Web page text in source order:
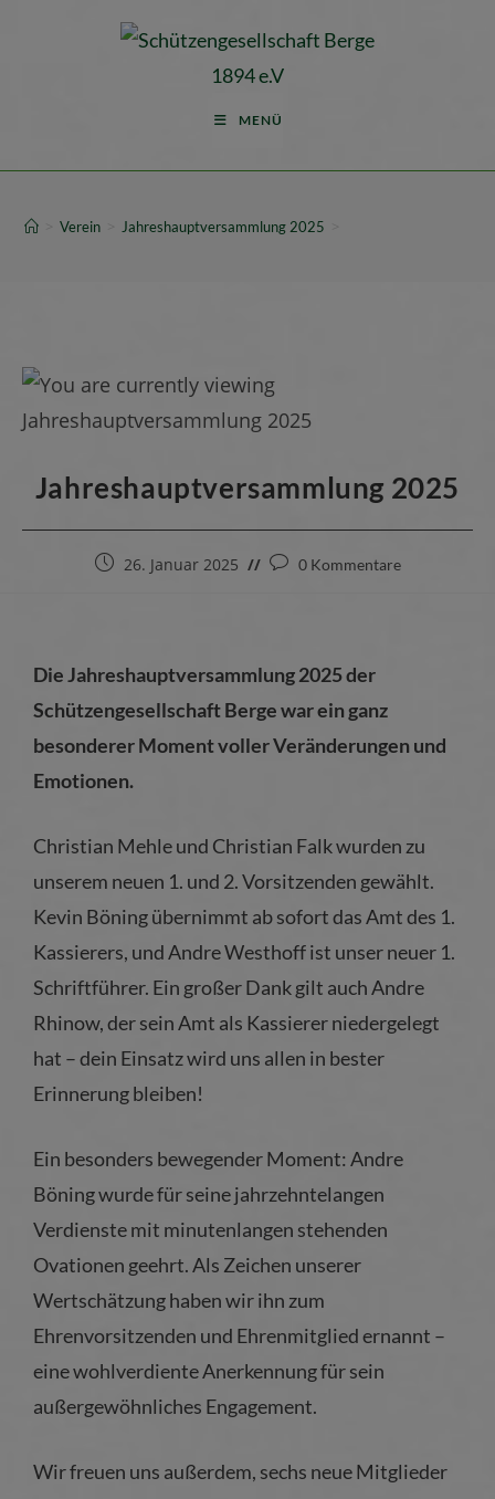
MENÜ
Verein Jahreshauptversammlung 2025
Jahreshauptversammlung 2025
26. Januar 2025 0 Kommentare
Die Jahreshauptversammlung 2025 der
Schützengesellschaft Berge war ein ganz
besonderer Moment voller Veränderungen und
Emotionen.
Christian Mehle und Christian Falk wurden zu
unserem neuen 1. und 2. Vorsitzenden gewählt.
Kevin Böning übernimmt ab sofort das Amt des 1.
Kassierers, und Andre Westhoff ist unser neuer 1.
Schriftführer. Ein großer Dank gilt auch Andre
Rhinow, der sein Amt als Kassierer niedergelegt
hat – dein Einsatz wird uns allen in bester
Erinnerung bleiben!
Ein besonders bewegender Moment: Andre
Böning wurde für seine jahrzehntelangen
Verdienste mit minutenlangen stehenden
Ovationen geehrt. Als Zeichen unserer
Wertschätzung haben wir ihn zum
Ehrenvorsitzenden und Ehrenmitglied ernannt –
eine wohlverdiente Anerkennung für sein
außergewöhnliches Engagement.
Wir freuen uns außerdem, sechs neue Mitglieder